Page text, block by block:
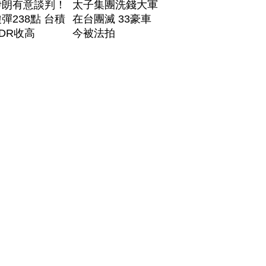
有意談判！
238點 台積
收高
太子集團洗錢大軍
在台團滅 33豪車
今被法拍